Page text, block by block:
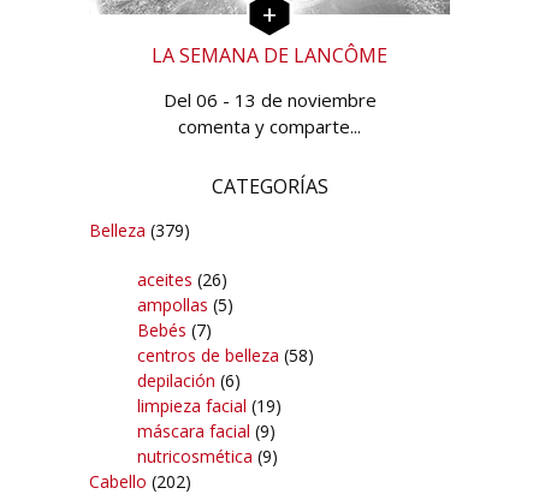
LA SEMANA DE LANCÔME
Del 06 - 13 de noviembre
comenta y comparte...
CATEGORÍAS
Belleza (379)
aceites (26)
ampollas (5)
Bebés (7)
centros de belleza (58)
depilación (6)
limpieza facial (19)
máscara facial (9)
nutricosmética (9)
Cabello (202)